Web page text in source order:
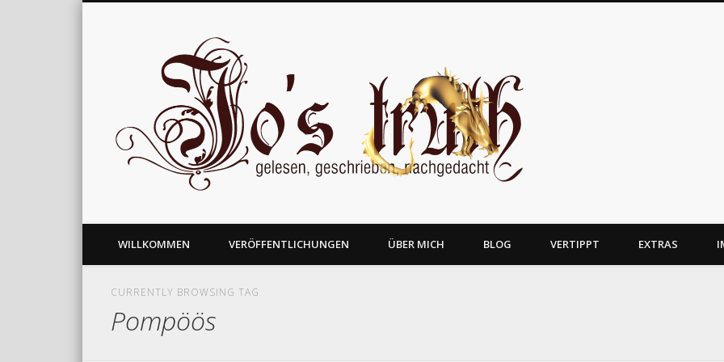
gelesen, geschrieben und nachgedacht
WILLKOMMEN VERÖFFENTLICHUNGEN ÜBER MICH BLOG VERTIPPT EXTRAS
CURRENTLY BROWSING TAG
Pompöös